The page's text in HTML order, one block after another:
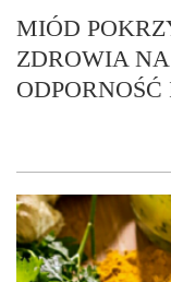
MIÓD
ZDROWIA